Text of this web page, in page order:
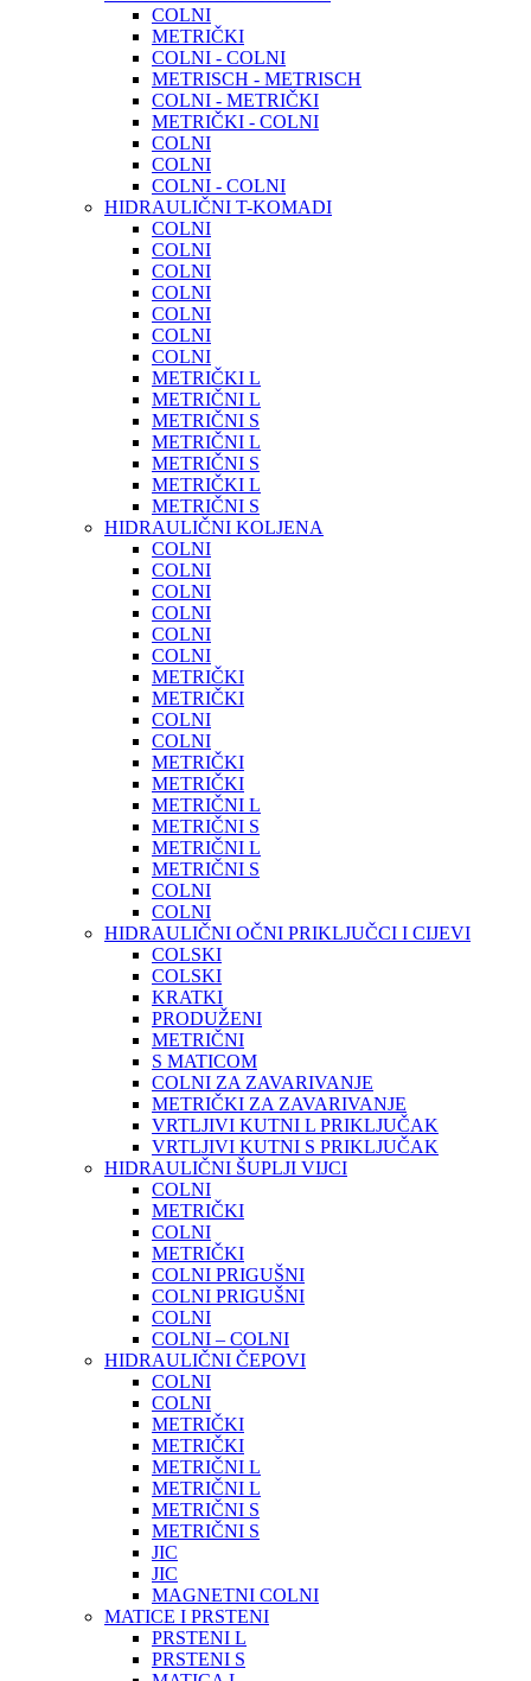
COLNI
METRIČKI
COLNI - COLNI
METRISCH - METRISCH
COLNI - METRIČKI
METRIČKI - COLNI
COLNI
COLNI
COLNI - COLNI
HIDRAULIČNI T-KOMADI
COLNI
COLNI
COLNI
COLNI
COLNI
COLNI
COLNI
METRIČKI L
METRIČNI L
METRIČNI S
METRIČNI L
METRIČNI S
METRIČKI L
METRIČNI S
HIDRAULIČNI KOLJENA
COLNI
COLNI
COLNI
COLNI
COLNI
COLNI
METRIČKI
METRIČKI
COLNI
COLNI
METRIČKI
METRIČKI
METRIČNI L
METRIČNI S
METRIČNI L
METRIČNI S
COLNI
COLNI
HIDRAULIČNI OČNI PRIKLJUČCI I CIJEVI
COLSKI
COLSKI
KRATKI
PRODUŽENI
METRIČNI
S MATICOM
COLNI ZA ZAVARIVANJE
METRIČKI ZA ZAVARIVANJE
VRTLJIVI KUTNI L PRIKLJUČAK
VRTLJIVI KUTNI S PRIKLJUČAK
HIDRAULIČNI ŠUPLJI VIJCI
COLNI
METRIČKI
COLNI
METRIČKI
COLNI PRIGUŠNI
COLNI PRIGUŠNI
COLNI
COLNI – COLNI
HIDRAULIČNI ČEPOVI
COLNI
COLNI
METRIČKI
METRIČKI
METRIČNI L
METRIČNI L
METRIČNI S
METRIČNI S
JIC
JIC
MAGNETNI COLNI
MATICE I PRSTENI
PRSTENI L
PRSTENI S